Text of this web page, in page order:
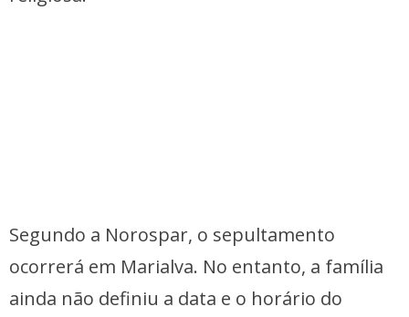
Segundo a Norospar, o sepultamento
ocorrerá em Marialva. No entanto, a família
ainda não definiu a data e o horário do